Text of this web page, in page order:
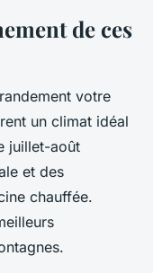
de ces
votre
un climat idéal
juillet-août
et des
chauffée.